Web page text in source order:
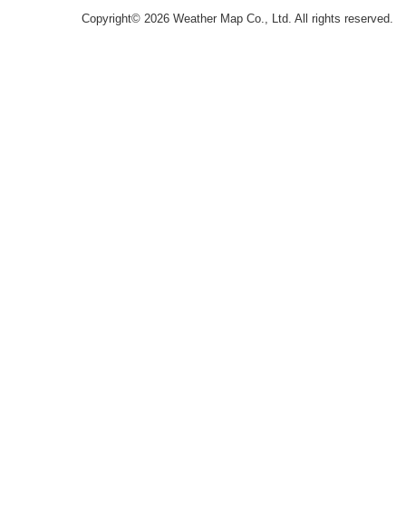
Copyright© 2026 Weather Map Co., Ltd. All rights reserved.